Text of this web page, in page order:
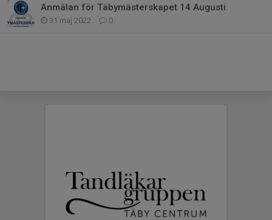
Anmälan för Täbymästerskapet 14 Augusti
31 maj 2022 0